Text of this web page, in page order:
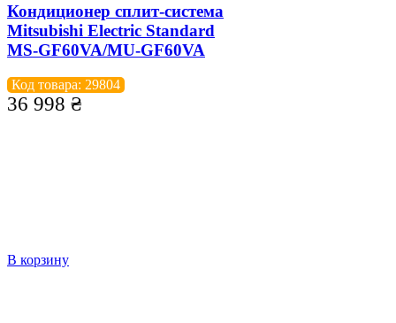
Кондиционер сплит-система
Mitsubishi Electric Standard
MS-GF60VA/MU-GF60VA
Код товара: 29804
36 998 ₴
В корзину